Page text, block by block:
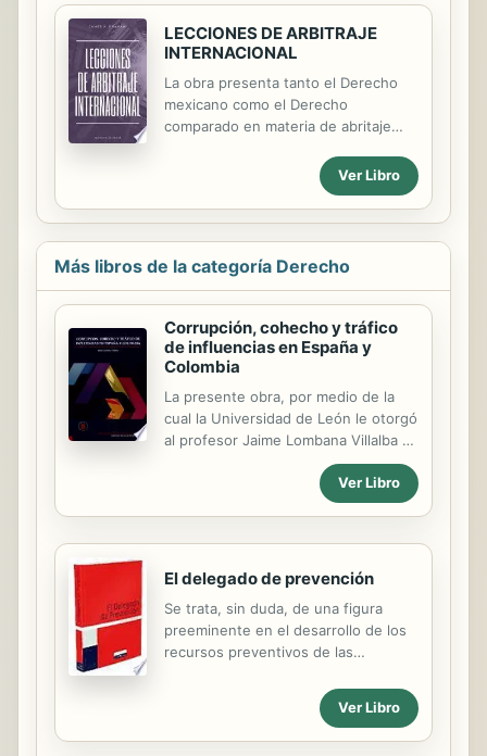
LECCIONES DE ARBITRAJE
INTERNACIONAL
La obra presenta tanto el Derecho
mexicano como el Derecho
comparado en materia de abritaje
parte de las Lecciones se dedica al
arbitraje sobre inversión extranjero
Ver Libro
Más libros de la categoría Derecho
Corrupción, cohecho y tráfico
de influencias en España y
Colombia
La presente obra, por medio de la
cual la Universidad de León le otorgó
al profesor Jaime Lombana Villalba el
título de Doctor en Derecho, fue
dirigida por grandes maestros del
derecho penal español y se
tema, en tanto muestra cómo la
corrupción pública conduce a un
grave quebrantamiento de los
principios esenciales sobre los que
se asienta todo régimen
democrático. El trabajo de grado
administración pública como un bien
jurídico que amerita una especial
protección por parte del derecho
Ver Libro
El delegado de prevención
Se trata, sin duda, de una figura
preeminente en el desarrollo de los
recursos preventivos de las
menor dimensión, donde el
cumplimiento de las medidas de
seguridad laboral encuentra
Ver Libro